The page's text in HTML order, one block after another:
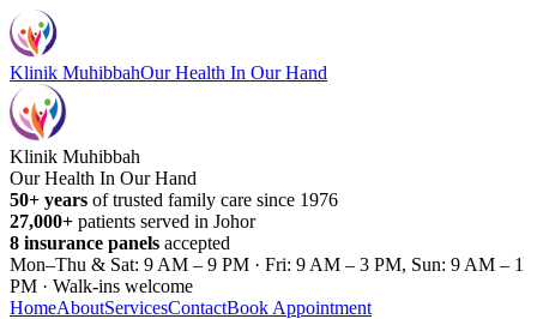
Klinik MuhibbahOur Health In Our Hand
Klinik Muhibbah
Our Health In Our Hand
50+ years of trusted family care since 1976
27,000+ patients served in Johor
8 insurance panels accepted
Mon–Thu & Sat: 9 AM – 9 PM · Fri: 9 AM – 3 PM, Sun: 9 AM – 1
PM · Walk-ins welcome
HomeAboutServicesContactBook Appointment